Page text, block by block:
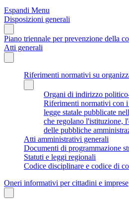
Espandi Menu
Disposizioni generali
Piano triennale per prevenzione della
Atti generali
Riferimenti normativi su
Organi di indirizzo
Riferimenti normativi con
legge statale pubblicate
che regolano l'istituzione,
delle pubbliche
Atti amministrativi generali
Documenti di programmazione
Statuti e leggi regionali
Codice disciplinare e codice di
Oneri informativi per cittadini e imprese